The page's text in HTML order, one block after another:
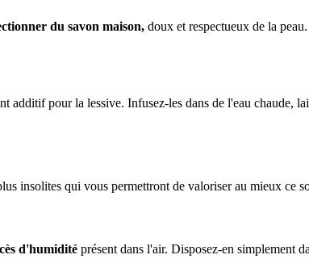
du savon maison, doux et respectueux de la
additif pour la lessive. Infusez-les dans de l'eau chaude,
insolites qui vous permettront de valoriser au mieux ce
d'humidité présent dans l'air. Disposez-en simplement